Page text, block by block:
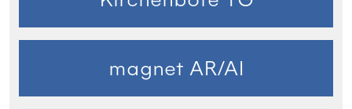
magnet AR/AI